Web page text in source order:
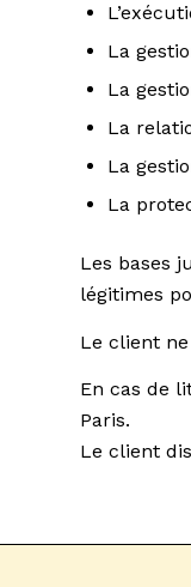
La
La
La
La
La
Les bases
légitimes
Le client
En cas de
Paris.
Le client